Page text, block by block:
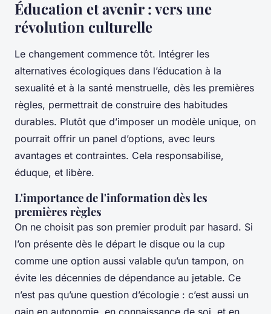
Éducation et avenir : vers une
révolution culturelle
Le changement commence tôt. Intégrer les
alternatives écologiques dans l’éducation à la
sexualité et à la santé menstruelle, dès les premières
règles, permettrait de construire des habitudes
durables. Plutôt que d’imposer un modèle unique, on
pourrait offrir un panel d’options, avec leurs
avantages et contraintes. Cela responsabilise,
éduque, et libère.
L'importance de l'information dès les
premières règles
On ne choisit pas son premier produit par hasard. Si
l’on présente dès le départ le disque ou la cup
comme une option aussi valable qu’un tampon, on
évite les décennies de dépendance au jetable. Ce
n’est pas qu’une question d’écologie : c’est aussi un